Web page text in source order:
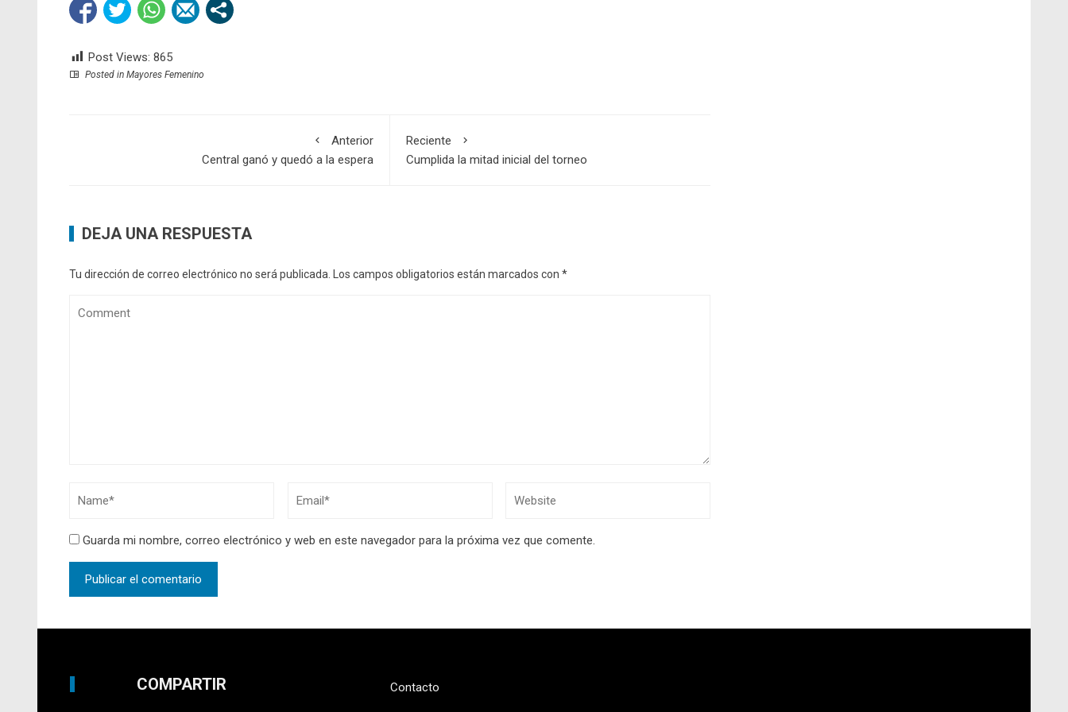
Post Views: 865
Posted in Mayores Femenino
Anterior
Central ganó y quedó a la espera
Reciente
Cumplida la mitad inicial del torneo
DEJA UNA RESPUESTA
Tu dirección de correo electrónico no será publicada. Los campos obligatorios están marcados con *
Guarda mi nombre, correo electrónico y web en este navegador para la próxima vez que comente.
COMPARTIR Contacto